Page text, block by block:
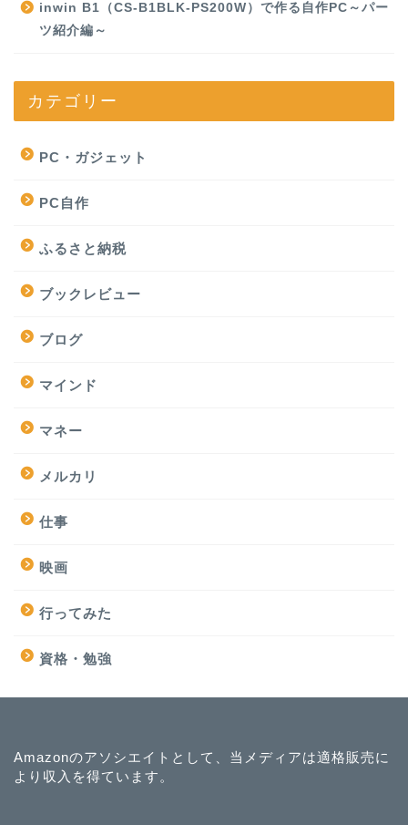
inwin B1（CS-B1BLK-PS200W）で作る自作PC～パー
ツ紹介編～
カテゴリー
PC・ガジェット
PC自作
ふるさと納税
ブックレビュー
ブログ
マインド
マネー
メルカリ
仕事
映画
行ってみた
資格・勉強
Amazonのアソシエイトとして、当メディアは適格販売に
より収入を得ています。